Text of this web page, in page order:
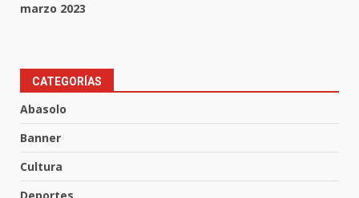
marzo 2023
CATEGORÍAS
Abasolo
Banner
Cultura
3
resiste al paso del tiempo